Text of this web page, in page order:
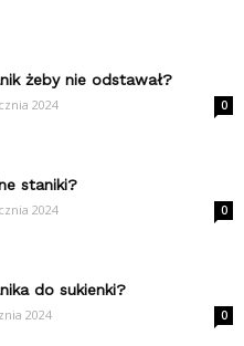
żeby nie odstawał?
2024 0
staniki?
2024 0
do sukienki?
2024 0